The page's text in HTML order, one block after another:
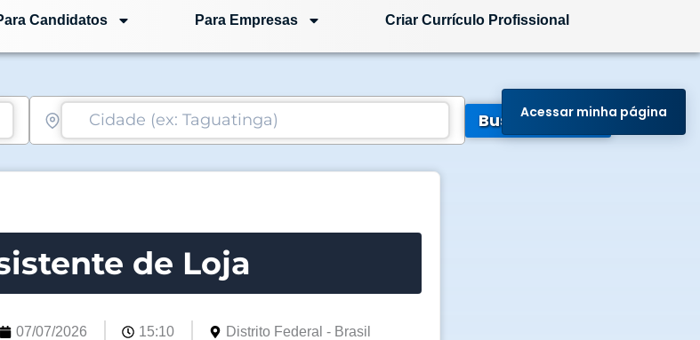
Candidatos Para Empresas Criar Currículo Profissional
Buscar Vagas
de Loja
07/07/2026 15:10 Distrito Federal - Brasil
Acessar minha página